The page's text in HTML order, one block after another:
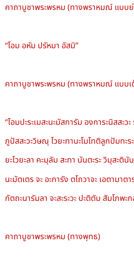
คาถาบูชาพระพรหม (ทางพราหมณ์ แบบ
“โอม อหัม ปรัหมา อัสมิ”
คาถาบูชาพระพรหม (ทางพราหมณ์ แบบ
“โอมปะระเมสะนะมัสการัม องการะนิสสะว
ภูปัสสะวะวิษณุ ไวยะทานะโมโทติลูกปัมทะ
ยะไวยะลา คะมุลัม สะทา นันตะระ วิมุสะตินั
นะมัตเตร จะ อะการัง ตโถวาจะ เอตามาต
กัตถะนารัมลา จะสะระวะ ปะติตัม สัมโภพะ
คาถาบูชาพระพรหม (ทางพุทธ)